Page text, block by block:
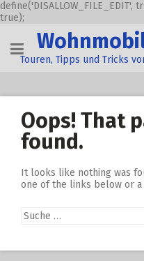
define('DISALLOW_FILE_EDIT',
true);
content
Touren, Tipps und Tricks
Oops! That
found.
It looks like nothing was
one of the links below or a
Suche
nach: